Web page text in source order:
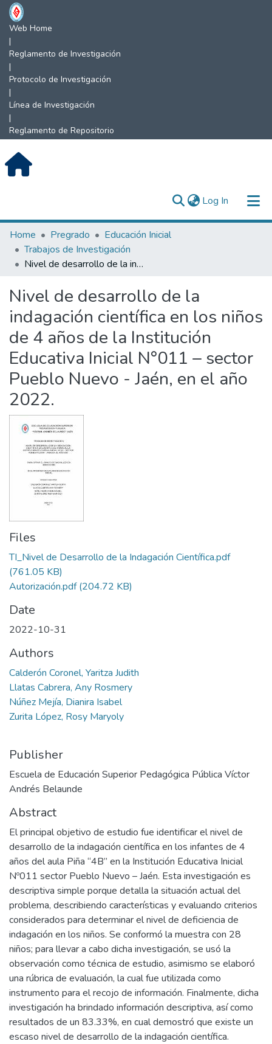
Web Home
|
Reglamento de Investigación
|
Protocolo de Investigación
|
Línea de Investigación
|
Reglamento de Repositorio
Log In (current)
Communities & Collections
All of DSpace
Home Pregrado
Educación Inicial
Trabajos de Investigación
Nivel de desarrollo de la indagación científica en los niños de 4 años de la Institución Educativa Inicial N°011 – sector Pueblo Nuevo - Jaén, en el año 2022.
Nivel de desarrollo de la
indagación científica en los niños
de 4 años de la Institución
Educativa Inicial N°011 – sector
Pueblo Nuevo - Jaén, en el año
2022.
Files
TI_Nivel de Desarrollo de la Indagación Científica.pdf
(761.05 KB)
Autorización.pdf(204.72 KB)
Date
2022-10-31
Authors
Calderón Coronel, Yaritza Judith
Llatas Cabrera, Any Rosmery
Núñez Mejía, Dianira Isabel
Zurita López, Rosy Maryoly
Publisher
Escuela de Educación Superior Pedagógica Pública Víctor
Andrés Belaunde
Abstract
El principal objetivo de estudio fue identificar el nivel de
desarrollo de la indagación científica en los infantes de 4
años del aula Piña “4B” en la Institución Educativa Inicial
Nº011 sector Pueblo Nuevo – Jaén. Esta investigación es
descriptiva simple porque detalla la situación actual del
problema, describiendo características y evaluando criterios
considerados para determinar el nivel de deficiencia de
indagación en los niños. Se conformó la muestra con 28
niños; para llevar a cabo dicha investigación, se usó la
observación como técnica de estudio, asimismo se elaboró
una rúbrica de evaluación, la cual fue utilizada como
instrumento para el recojo de información. Finalmente, dicha
investigación ha brindado información descriptiva, así como
resultados de un 83.33%, en cual demostró que existe un
escaso nivel de desarrollo de la indagación científica.